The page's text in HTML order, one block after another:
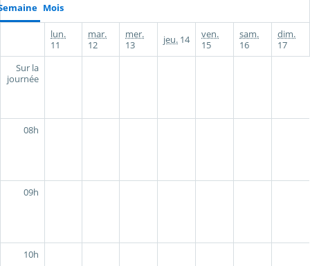
Mois
lun.
11
mar.
12
mer.
13
jeu. 14
ven.
15
sam.
16
dim.
17
Sur la
journée
08h
09h
10h